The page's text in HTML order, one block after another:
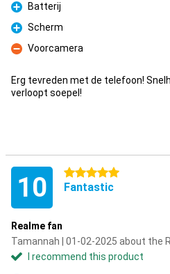
Pro
Batterij
Pro
Scherm
Con
Voorcamera
Erg tevreden met de telefoon!
verloopt soepel!
10 5 stars
Fantastic
Realme fan
Tamannah | 01-02-2025 about the
I recommend this product